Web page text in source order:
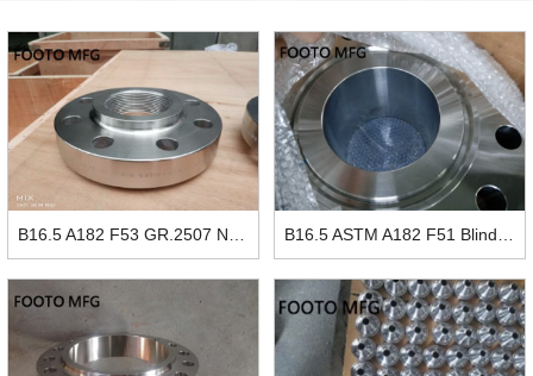
B16.5 A182 F53 GR.2507 NPT Flansch RF DN50 CL600 B16.5 ASTM A182 F51 Blindflansch RTJ 24" SCH80 CL900